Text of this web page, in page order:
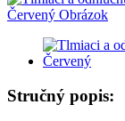
Stručný popis: